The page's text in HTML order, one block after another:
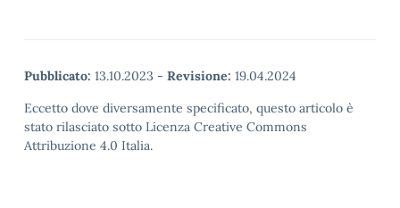
Pubblicato: 13.10.2023 - Revisione: 19.04.2024
Eccetto dove diversamente specificato, questo articolo è
stato rilasciato sotto Licenza Creative Commons
Attribuzione 4.0 Italia.